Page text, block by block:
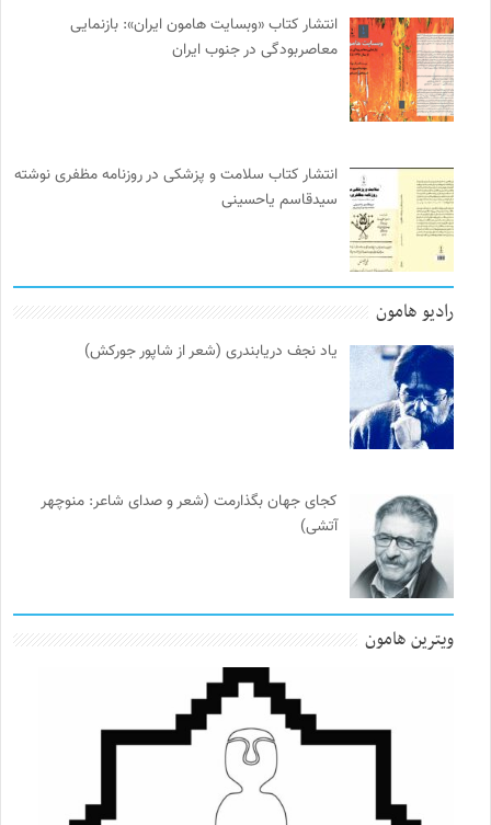
انتشار کتاب «وبسایت هامون ایران»: بازنمایی
معاصربودگی در جنوب ایران
انتشار کتاب سلامت و پزشکی در روزنامه مظفری نوشته
سیدقاسم یاحسینی
رادیو هامون
یاد نجف دریابندری (شعر از شاپور جورکش)
کجای جهان بگذارمت (شعر و صدای شاعر: منوچهر
آتشی)
ویترین هامون